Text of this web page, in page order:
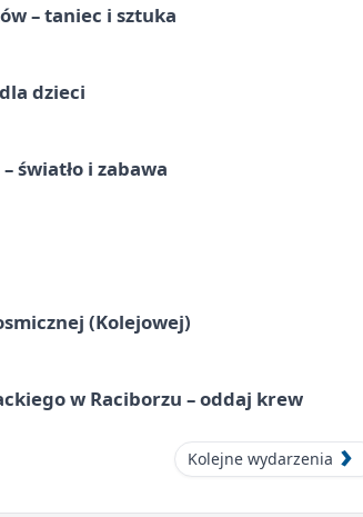
– taniec i sztuka
dzieci
światło i zabawa
(Kolejowej)
w Raciborzu – oddaj krew
Kolejne wydarzenia